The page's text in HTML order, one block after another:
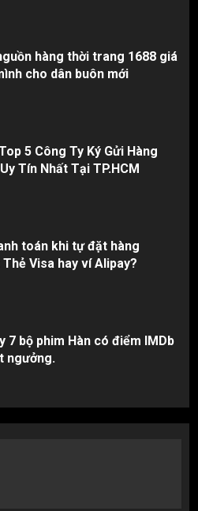
hàng thời trang 1688 giá
cho dân buôn mới
5 Công Ty Ký Gửi Hàng
Tín Nhất Tại TP.HCM
toán khi tự đặt hàng
Visa hay ví Alipay?
7 bộ phim Hàn có điểm IMDb
ngưởng.